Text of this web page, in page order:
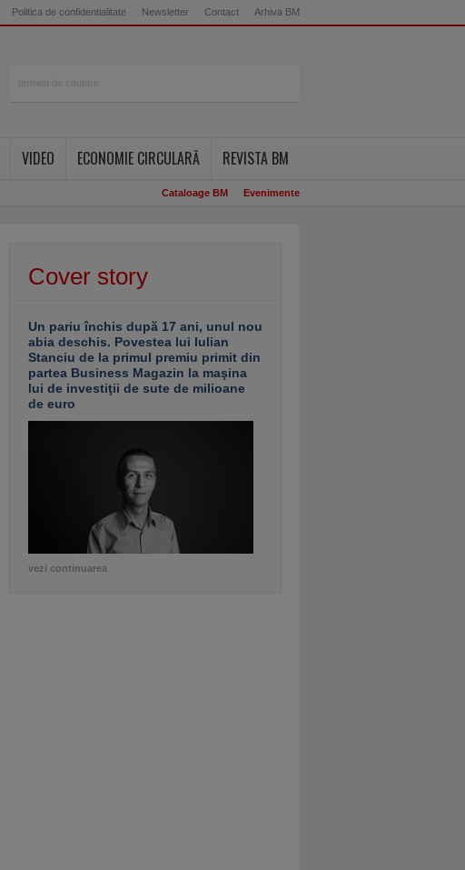
Politica de confidentialitate Newsletter Contact Arhiva BM
VIDEO ECONOMIE CIRCULARĂ REVISTA BM
Cataloage BM Evenimente
Cover story
Un pariu închis după 17 ani, unul nou
abia deschis. Povestea lui Iulian
Stanciu de la primul premiu primit din
partea Business Magazin la maşina
lui de investiţii de sute de milioane
de euro
vezi continuarea